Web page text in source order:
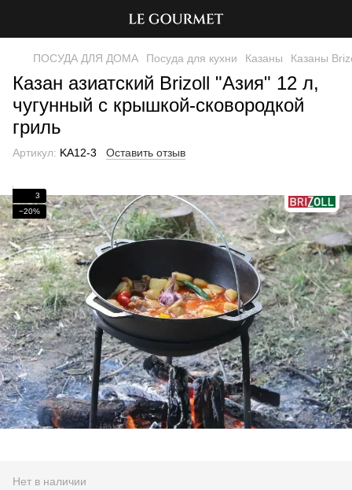
ПОСУДА ДЛЯ ДОМА Посуда для кухни Казаны Казаны
Казан азиатский Brizoll "Азия" 12 л,
чугунный с крышкой-сковородкой
гриль
Артикул: KA12-3 Оставить отзыв
3
−20%
Нет в наличии